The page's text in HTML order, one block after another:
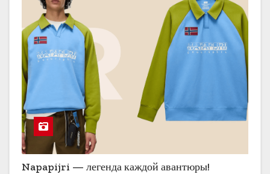
Napapijri — легенда каждой авантюры!